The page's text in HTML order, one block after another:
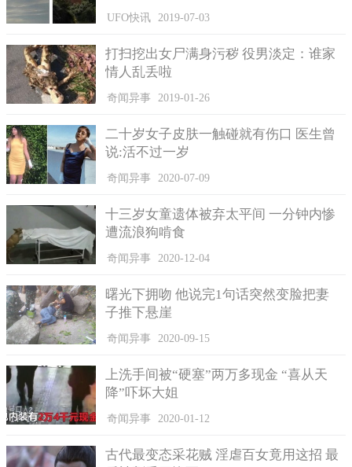
网友好奇发问马桶旁边的神奇水龙头用途。
原PO这时突然恍然大悟，原来自己误会了这么多年，但他也
洗臀部吗？应该也很多人都以为这是洗马桶的吧？
果然冲洗器用途引起大批网友讨论，不少人提供自己的见
解。是洗屁屁的，但洗马桶CP值更高、我也以为是洗马桶的，水
方案、我洗过欸、我跟家人说过那是洗屁股的，还被笑、太狂了
吧这样XX不会痛吗？、我家也有装，拿来冲屁屁，可以少用一点
卫生纸、我以为是洗澡的、我一直以为是冲地板的欸、这我家装8
洗比较干净，水压太强就轻轻按啊、我也认为是洗马桶的，会有
人在外面的公厕或店家厕所使用这洗屁股吗？那会是怎样的洗
法？真的有人敢拿来用吗？、 那是初次启用前没有调降水压，才
UFO快讯 2019-07-03
打扫挖出女尸满身污秽 役男淡定：谁家
情人乱丢啦
奇闻异事 2019-01-26
二十岁女子皮肤一触碰就有伤口 医生曾
说:活不过一岁
奇闻异事 2020-07-09
十三岁女童遗体被弃太平间 一分钟内惨
遭流浪狗啃食
奇闻异事 2020-12-04
曙光下拥吻 他说完1句话突然变脸把妻
子推下悬崖
奇闻异事 2020-09-15
上洗手间被“硬塞”两万多现金 “喜从天
降”吓坏大姐
奇闻异事 2020-01-12
古代最变态采花贼 淫虐百女竟用这招 最